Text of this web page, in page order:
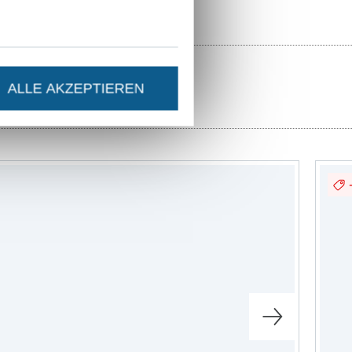
ALLE AKZEPTIEREN